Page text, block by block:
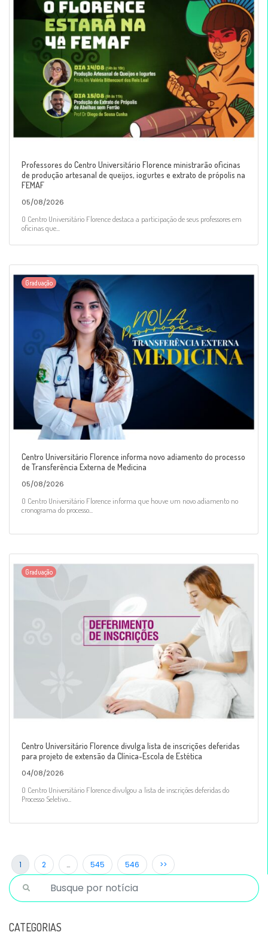
Professores do Centro Universitário Florence ministrarão oficinas
de produção artesanal de queijos, iogurtes e extrato de própolis na
FEMAF
05/08/2026
O Centro Universitário Florence destaca a participação de seus professores em
oficinas que...
Graduação
Centro Universitário Florence informa novo adiamento do processo
de Transferência Externa de Medicina
05/08/2026
O Centro Universitário Florence informa que houve um novo adiamento no
cronograma do processo...
Graduação
Centro Universitário Florence divulga lista de inscrições deferidas
para projeto de extensão da Clínica-Escola de Estética
04/08/2026
O Centro Universitário Florence divulgou a lista de inscrições deferidas do
Processo Seletivo...
1 2 … 545 546 >>
CATEGORIAS